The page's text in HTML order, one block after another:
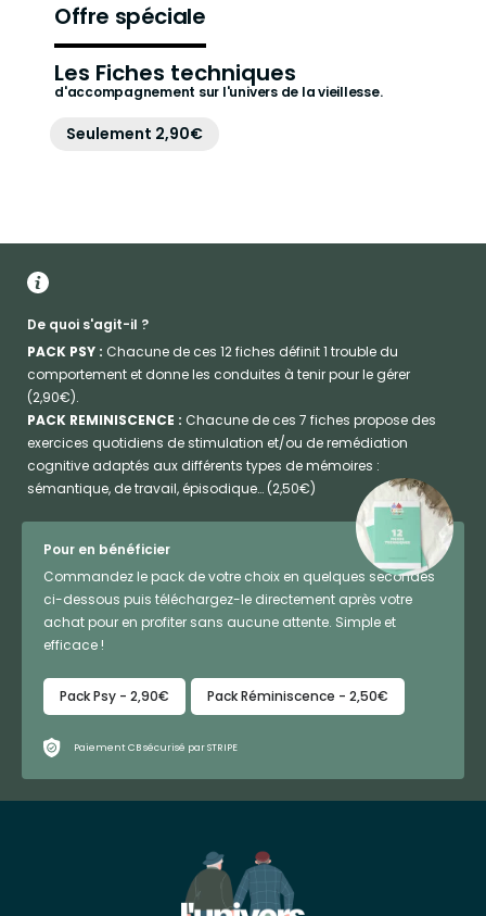
Offre spéciale
Les Fiches techniques
d'accompagnement sur l'univers de la vieillesse.
Seulement 2,90€
De quoi s'agit-il ?
PACK PSY : Chacune de ces 12 fiches définit 1 trouble du
comportement et donne les conduites à tenir pour le gérer
(2,90€).
PACK REMINISCENCE : Chacune de ces 7 fiches propose des
exercices quotidiens de stimulation et/ou de remédiation
cognitive adaptés aux différents types de mémoires :
sémantique, de travail, épisodique… (2,50€)
Pour en bénéficier
Commandez le pack de votre choix en quelques secondes
ci-dessous puis téléchargez-le directement après votre
achat pour en profiter sans aucune attente. Simple et
efficace !
Pack Psy - 2,90€ Pack Réminiscence - 2,50€
Paiement CB sécurisé par STRIPE